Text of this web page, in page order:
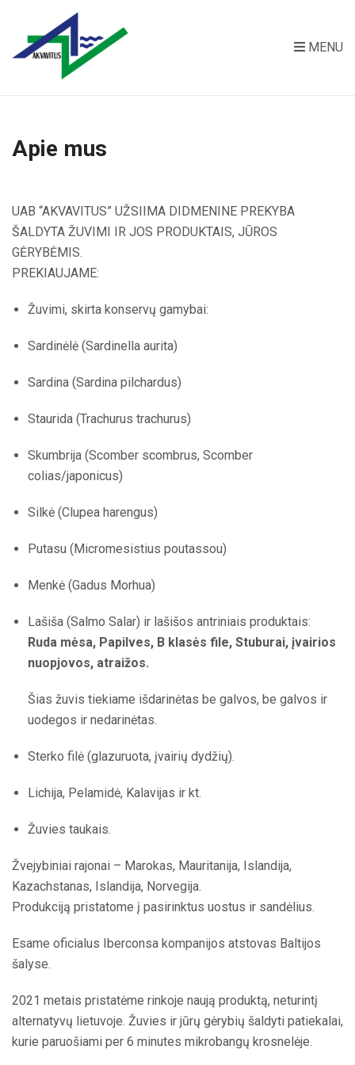
MENU
Apie mus
UAB “AKVAVITUS” UŽSIIMA DIDMENINE PREKYBA
ŠALDYTA ŽUVIMI IR JOS PRODUKTAIS, JŪROS
GĖRYBĖMIS.
PREKIAUJAME:
Žuvimi, skirta konservų gamybai:
Sardinėlė (Sardinella aurita)
Sardina (Sardina pilchardus)
Staurida (Trachurus trachurus)
Skumbrija (Scomber scombrus, Scomber
colias/japonicus)
Silkė (Clupea harengus)
Putasu (Micromesistius poutassou)
Menkė (Gadus Morhua)
Lašiša (Salmo Salar) ir lašišos antriniais produktais:
Ruda mėsa, Papilves, B klasės file, Stuburai, įvairios
nuopjovos, atraižos.
Šias žuvis tiekiame išdarinėtas be galvos, be galvos ir
uodegos ir nedarinėtas.
Sterko filė (glazuruota, įvairių dydžių).
Lichija, Pelamidė, Kalavijas ir kt.
Žuvies taukais.
Žvejybiniai rajonai – Marokas, Mauritanija, Islandija,
Kazachstanas, Islandija, Norvegija.
Produkciją pristatome į pasirinktus uostus ir sandėlius.
Esame oficialus Iberconsa kompanijos atstovas Baltijos
šalyse.
2021 metais pristatėme rinkoje naują produktą, neturintį
alternatyvų lietuvoje. Žuvies ir jūrų gėrybių šaldyti patiekalai,
kurie paruošiami per 6 minutes mikrobangų krosnelėje.